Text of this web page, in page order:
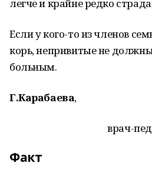
легче и крайне редко
Если у кого-то из членов
корь, непривитые не
больным.
Г.Карабаева,
врач-
Факт